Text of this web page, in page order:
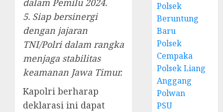
dalam Pemilu 2024.
5. Siap bersinergi
dengan jajaran
TNI/Polri dalam rangka
menjaga stabilitas
keamanan Jawa Timur.
Kapolri berharap
deklarasi ini dapat
Polsek
Beruntung
Baru
Polsek
Cempaka
Polsek Liang
Anggang
Polwan
PSU